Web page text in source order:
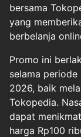
bersama
yang
berbelanja
Promo ini
selama
2026, baik
Tokopedia.
dapat
harga Rp100